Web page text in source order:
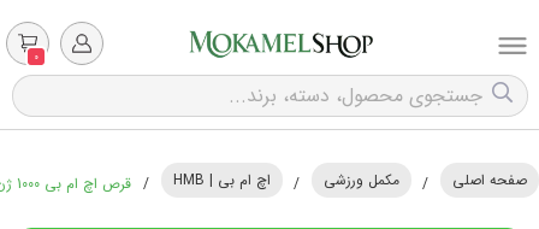
0
صفحه اصلی / مکمل ورزشی / اچ ام بی | HMB / قرص اچ ام بی 1000 ژن استار - 120 عددی